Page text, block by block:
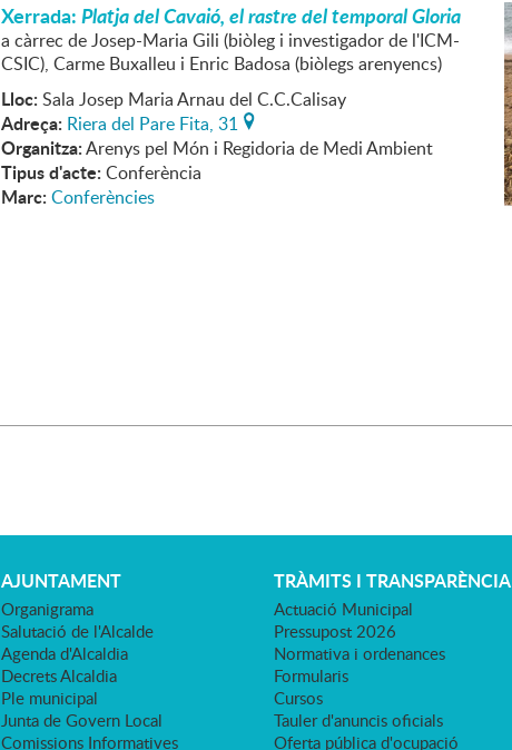
Xerrada:Platja del Cavaió, el rastre del temporal Gloria
a càrrec de Josep-Maria Gili (biòleg i investigador de l'ICM-
CSIC), Carme Buxalleu i Enric Badosa (biòlegs arenyencs)
Lloc: Sala Josep Maria Arnau del C.C.Calisay
Adreça: Riera del Pare Fita, 31
Organitza:Arenys pel Món i Regidoria de Medi Ambient
Tipus d'acte: Conferència
Marc: Conferències
AJUNTAMENT
Organigrama
Salutació de l'Alcalde
Agenda d'Alcaldia
Decrets Alcaldia
Ple municipal
Junta de Govern Local
Comissions Informatives
TRÀMITS I TRANSPARÈNCIA
Actuació Municipal
Pressupost 2026
Normativa i ordenances
Formularis
Cursos
Tauler d'anuncis oficials
Oferta pública d'ocupació